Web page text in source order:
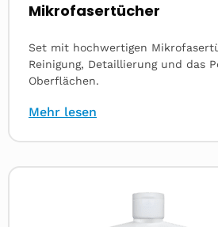
Mikrofasertücher
Set mit hochwertigen
Reinigung, Detaillierung und das
Oberflächen.
Mehr lesen
Read